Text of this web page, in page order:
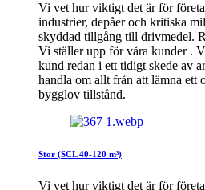
Vi vet hur viktigt det är för
industrier, depåer och kritiska
skyddad tillgång till drivmedel.
Vi ställer upp för våra kunder .
kund redan i ett tidigt skede av
handla om allt från att lämna ett
bygglov tillstånd.
Stor (SCL 40-120 m³)
Vi vet hur viktigt det är för